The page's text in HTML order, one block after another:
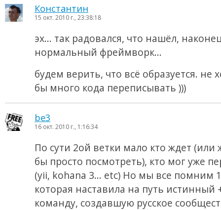
Константин
15 окт. 2010 г., 23:38:18
эх... так радовался, что нашёл,
нормальный фреймворк...
будем верить, что всё образуется. не
бы много кода переписывать )))
be3
16 окт. 2010 г., 1:16:34
По сути 2ой ветки мало кто ждет (или
бы просто посмотреть), кто мог уже
(yii, kohana 3... etc) Но мы все помним
которая наставила на путь истинный
команду, создавшую русское